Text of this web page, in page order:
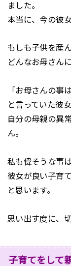
ました。
本当に、今の彼
もしも子供を産
どんなお母さん
「お母さんの事
と言っていた彼
自分の母親の異
ん。
私も偉そうな事
彼女が良い子育
と思います。
思い出す度に、
子育てをして